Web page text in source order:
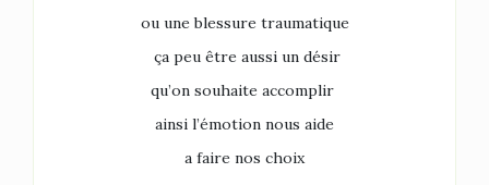
ou une blessure traumatique
ça peu être aussi un désir
qu’on souhaite accomplir
ainsi l’émotion nous aide
a faire nos choix